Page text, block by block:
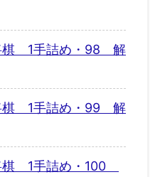
棋 1手詰め・98 解
棋 1手詰め・99 解
棋 1手詰め・100